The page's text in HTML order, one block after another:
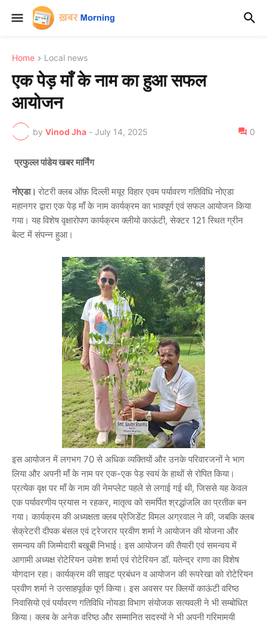
Home Local news
एक पेड़ माँ के नाम का हुआ सफल
आयोजन
by Vinod Jha - July 14, 2025 0
प्रफुल्ल पांडेय खबर मार्निंग
नोएडा। रोटरी क्लब ऑफ़ दिल्ली मयूर विहार एवम पर्यावरण गतिविधि नोएडा
महानगर द्वारा एक पेड़ माँ के नाम कार्यक्रम का भावपूर्ण एवं सफल आयोजन किया
गया। यह विशेष वृक्षारोपण कार्यक्रम क्लीयो काऊंटी, सेक्टर 121 स्थित ग्रीन
बेल्ट में संपन्न हुआ।
इस आयोजन में लगभग 70 से अधिक व्यक्तियों और उनके परिवारजनों ने भाग
लिया और अपनी माँ के नाम पर एक-एक पेड़ स्वयं के हाथों से रोपित किया।
प्रत्येक वृक्ष पर माँ के नाम की नेमप्लेट पहले से लगाई गई थी, जिससे यह केवल
एक पर्यावरणीय प्रयास न रहकर, मातृत्व को समर्पित श्रद्धांजलि का प्रतीक बन
गया। कार्यक्रम की अध्यक्षता क्लब प्रेजिडेंट विमल अग्रवाल ने की, जबकि क्लब
सेक्रेटरी दीपक बंसल एवं ट्रेजरार प्रवीण शर्मा ने आयोजन की योजना और
समन्वय की जिम्मेदारी बखूबी निभाई। इस आयोजन की तैयारी एवं समन्वय में
आगामी अध्यक्ष रोटेरियन उमेश शर्मा एवं रोटेरियन डॉ. यतेन्द्र राणा का विशेष
योगदान रहा। कार्यक्रम की साइट प्रबंधन व आयोजन की रूपरेखा को रोटेरियन
प्रवीण शर्मा ने उत्साहपूर्वक पूर्ण किया। इस अवसर पर क्लियों काऊंटी वरिष्ठ
निवासियो एवं पर्यावरण गतिविधि नोयडा विभाग संयोजक सत्यवली ने भी सम्बोधित
किया। क्लब के अनेक वरिष्ठ और सम्मानित सदस्यों ने भी अपनी गरिमामयी